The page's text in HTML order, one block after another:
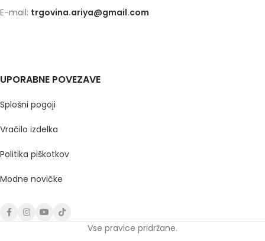
E-mail: trgovina.ariya@gmail.com
UPORABNE POVEZAVE
Splošni pogoji
Vračilo izdelka
Politika piškotkov
Modne novičke
Vse pravice pridržane.